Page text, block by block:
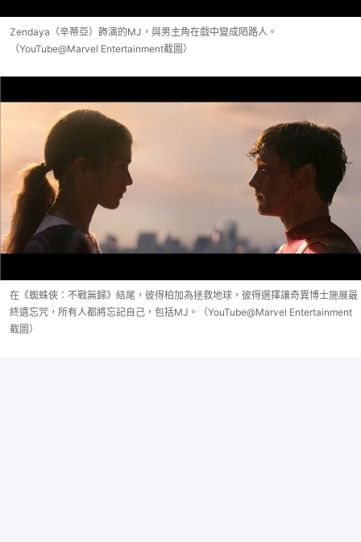
Zendaya（辛蒂亞）飾演的MJ，與男主角在戲中變成陌路人。
（YouTube@Marvel Entertainment截圖）
在《蜘蛛俠：不戰無歸》結尾，彼得柏加為拯救地球，彼得選擇讓奇異博士施展最
終遺忘咒，所有人都將忘記自己，包括MJ。（YouTube@Marvel Entertainment
截圖）